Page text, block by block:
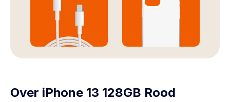
Over iPhone 13 128GB Rood